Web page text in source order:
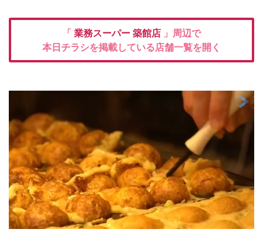
「 業務スーパー 築館店 」周辺で
本日チラシを掲載している店舗一覧を開く